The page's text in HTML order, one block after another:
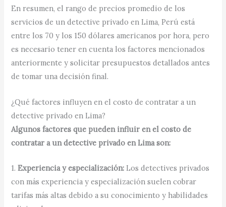
En resumen, el rango de precios promedio de los
servicios de un detective privado en Lima, Perú está
entre los 70 y los 150 dólares americanos por hora, pero
es necesario tener en cuenta los factores mencionados
anteriormente y solicitar presupuestos detallados antes
de tomar una decisión final.
¿Qué factores influyen en el costo de contratar a un
detective privado en Lima?
Algunos factores que pueden influir en el costo de
contratar a un detective privado en Lima son:
1.Experiencia y especialización: Los detectives privados
con más experiencia y especialización suelen cobrar
tarifas más altas debido a su conocimiento y habilidades